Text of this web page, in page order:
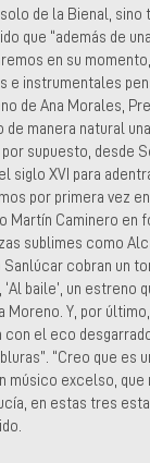
de la Bienal, sino
que “además de
en su
e instrumentales
de Ana Morales,
de manera natural
supuesto, desde
siglo XVI para
por primera vez
Martín Caminero en
sublimes como
cobran un
baile’, un estreno
Moreno. Y, por
el eco
“Creo que es
músico excelso, que
en estas tres